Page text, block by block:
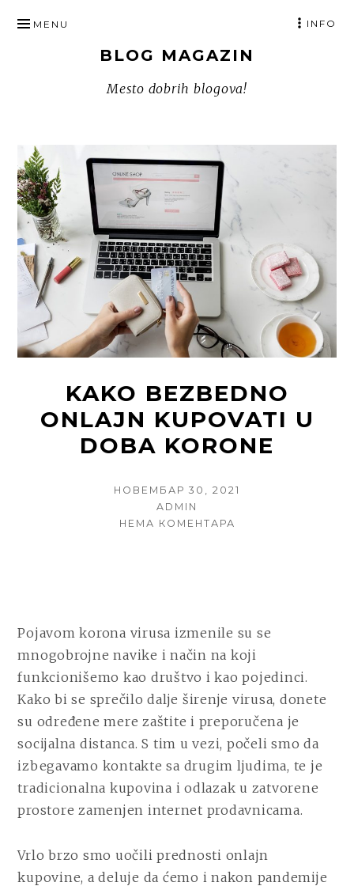
TO
BLOG MAGAZIN
Mesto dobrih blogova!
MENU INFO
KAKO BEZBEDNO
ONLAJN KUPOVATI U
DOBA KORONE
POSTED
НОВЕМБАР 30, 2021
AUTHOR
ADMIN
НЕМА КОМЕНТАРА
KORONE
Pojavom korona virusa izmenile su se
mnogobrojne navike i način na koji
funkcionišemo kao društvo i kao pojedinci.
Kako bi se sprečilo dalje širenje virusa, donete
su određene mere zaštite i preporučena je
socijalna distanca. S tim u vezi, počeli smo da
izbegavamo kontakte sa drugim ljudima, te je
tradicionalna kupovina i odlazak u zatvorene
prostore zamenjen internet prodavnicama.
Vrlo brzo smo uočili prednosti onlajn
kupovine, a deluje da ćemo i nakon pandemije